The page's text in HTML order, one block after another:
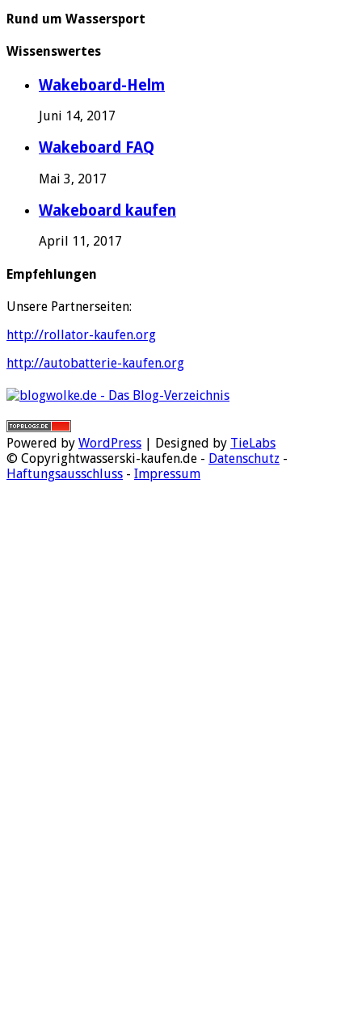
Rund um Wassersport
Wissenswertes
Wakeboard-Helm
Juni 14, 2017
Wakeboard FAQ
Mai 3, 2017
Wakeboard kaufen
April 11, 2017
Empfehlungen
Unsere Partnerseiten:
http://rollator-kaufen.org
http://autobatterie-kaufen.org
Powered by WordPress | Designed by TieLabs
© Copyrightwasserski-kaufen.de - Datenschutz -
Haftungsausschluss - Impressum